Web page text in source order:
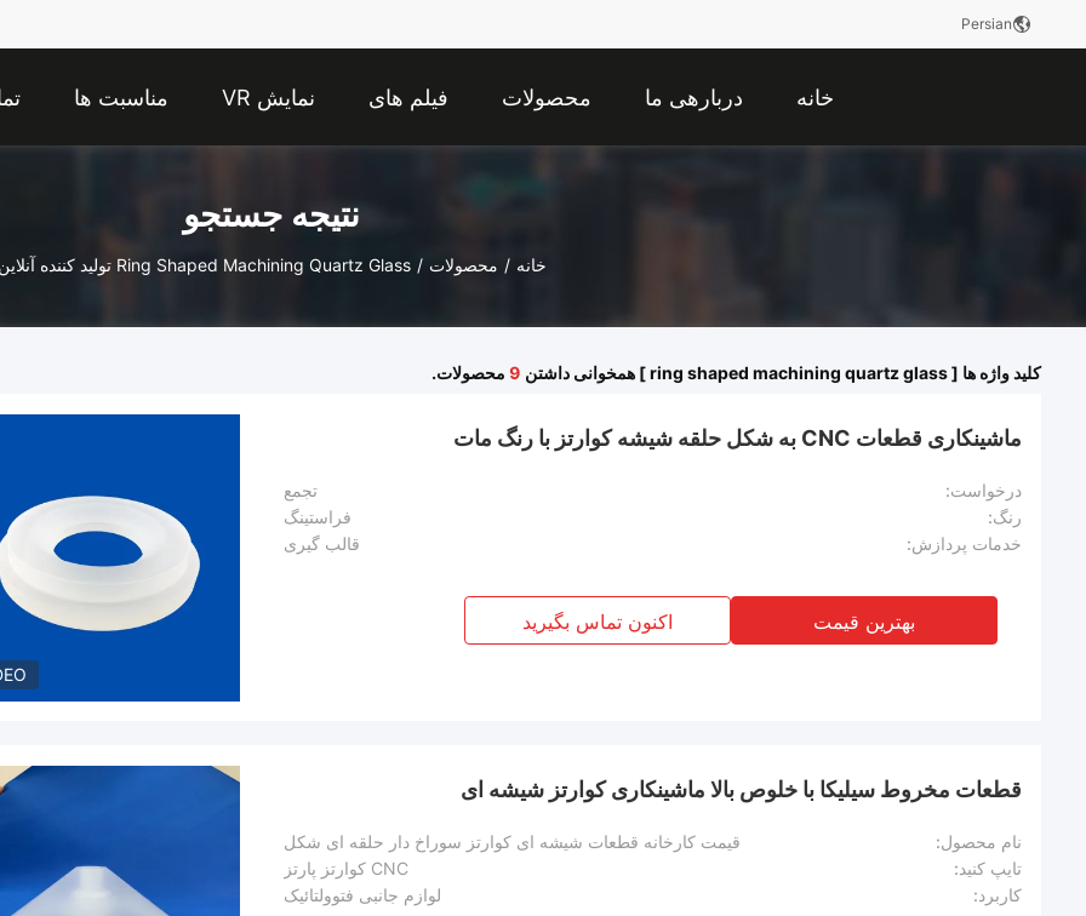
Persian
خانه دربارهی ما محصولات فیلم های نمایش VR مناسبت ها
نتیجه جستجو
خانه / محصولات / Ring Shaped Machining Quartz Glass تولید کننده آنلاین
کلید واژه ها [ ring shaped machining quartz glass ] همخوانی داشتن 9 محصولات.
ماشینکاری قطعات CNC به شکل حلقه شیشه کوارتز با رنگ مات
درخواست:
تجمع
رنگ:
فراستینگ
خدمات پردازش:
قالب گیری
بهترین قیمت اکنون تماس بگیرید
قطعات مخروط سیلیکا با خلوص بالا ماشینکاری کوارتز شیشه ای
نام محصول:
قیمت کارخانه قطعات شیشه ای کوارتز سوراخ دار حلقه ای شکل
تایپ کنید:
CNC کوارتز پارتز
کاربرد:
لوازم جانبی فتوولتائیک